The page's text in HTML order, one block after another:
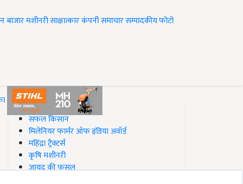
बाजारमशीनरीसाक्षात्कारकंपनी समाचारसम्पादकीयफोटो
#Top on Krishi Jagran
सफल किसान
मिलेनियर फार्मर ऑफ इंडिया अवॉर्ड
महिंद्रा ट्रैक्टर्स
कृषि मशीनरी
जायद की फसल